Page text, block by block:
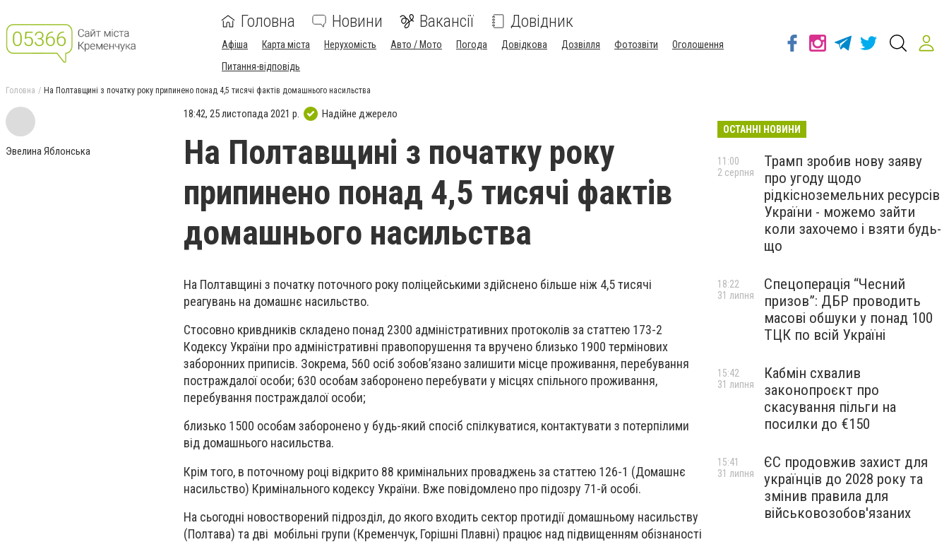
Головна Новини Вакансії Довідник
Афіша Карта міста Нерухомість Авто / Мото Погода Довідкова Дозвілля Фотозвіти
Оголошення
Питання-відповідь
Головна На Полтавщині з початку року припинено понад 4,5 тисячі фактів домашнього насильства
Эвелина Яблонська
18:42, 25 листопада 2021 р. Надійне джерело
На Полтавщині з початку року
припинено понад 4,5 тисячі фактів
домашнього насильства
На Полтавщині з початку поточного року поліцейськими здійснено більше ніж 4,5 тисячі
реагувань на домашнє насильство.
Стосовно кривдників складено понад 2300 адміністративних протоколів за статтею 173-2
Кодексу України про адміністративні правопорушення та вручено близько 1900 термінових
заборонних приписів. Зокрема, 560 осіб зобов’язано залишити місце проживання, перебування
постраждалої особи; 630 особам заборонено перебувати у місцях спільного проживання,
перебування постраждалої особи;
близько 1500 особам заборонено у будь-який спосіб спілкуватися, контактувати з потерпілими
від домашнього насильства.
Крім того, в поточному році відкрито 88 кримінальних проваджень за статтею 126-1 (Домашнє
насильство) Кримінального кодексу України. Вже повідомлено про підозру 71-й особі.
На сьогодні новостворений підрозділ, до якого входить сектор протидії домашньому насильству
(Полтава) та дві мобільні групи (Кременчук, Горішні Плавні) працює над підвищенням обізнаності
ОСТАННІ НОВИНИ
Трамп зробив нову заяву
про угоду щодо
рідкісноземельних ресурсів
України - можемо зайти
коли захочемо і взяти будь-
що
11:00
2 серпня
Спецоперація “Чесний
призов”: ДБР проводить
масові обшуки у понад 100
ТЦК по всій Україні
18:22
31 липня
Кабмін схвалив
законопроєкт про
скасування пільги на
посилки до €150
15:42
31 липня
ЄС продовжив захист для
українців до 2028 року та
змінив правила для
військовозобов'язаних
15:41
31 липня